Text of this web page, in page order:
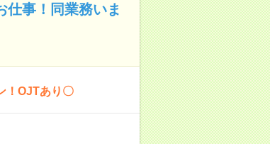
仕事！同業務いま
！OJTあり〇